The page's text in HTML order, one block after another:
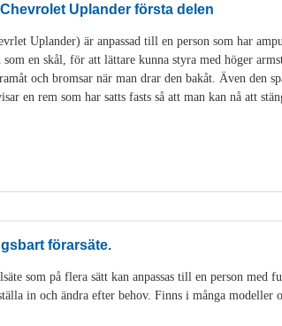
Uplander första delen
Uplander) är anpassad till en person som har
en skål, för att lättare kunna styra med höger
och bromsar när man drar den bakåt. Även den
en rem som har satts fasts så att man kan nå att
förarsäte.
som på flera sätt kan anpassas till en person med
in och ändra efter behov. Finns i många modeller